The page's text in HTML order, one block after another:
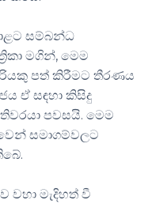
සම්බන්ධ
මගින්, මෙම
පත් කිරීමට තීරණය
ඒ සඳහා කිසිදු
පවසයි. මෙම
සමාගම්වලට
වහා මැදිහත් වී